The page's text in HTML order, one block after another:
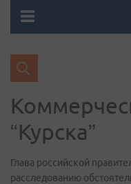
“Курска”
Глава российской
расследованию